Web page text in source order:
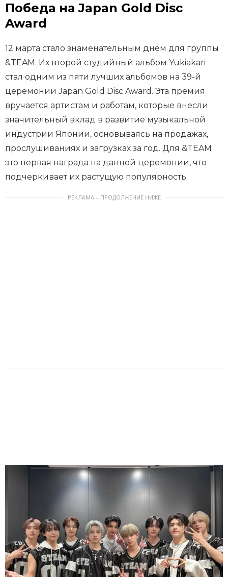
Победа на Japan Gold Disc
Award
12 марта стало знаменательным днем для группы
&TEAM. Их второй студийный альбом Yukiakari
стал одним из пяти лучших альбомов на 39-й
церемонии Japan Gold Disc Award. Эта премия
вручается артистам и работам, которые внесли
значительный вклад в развитие музыкальной
индустрии Японии, основываясь на продажах,
прослушиваниях и загрузках за год. Для &TEAM
это первая награда на данной церемонии, что
подчеркивает их растущую популярность.
РЕКЛАМА – ПРОДОЛЖЕНИЕ НИЖЕ